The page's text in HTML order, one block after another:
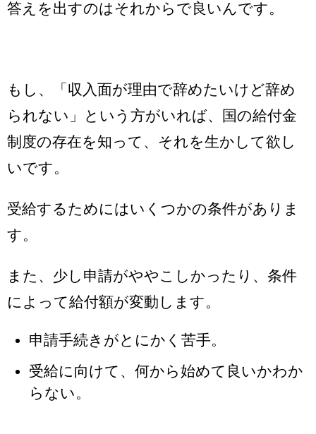
答えを出すのはそれからで良いんです。
もし、「収入面が理由で辞めたいけど辞め
られない」という方がいれば、国の給付金
制度の存在を知って、それを生かして欲し
いです。
受給するためにはいくつかの条件がありま
す。
また、少し申請がややこしかったり、条件
によって給付額が変動します。
申請手続きがとにかく苦手。
受給に向けて、何から始めて良いかわか
らない。